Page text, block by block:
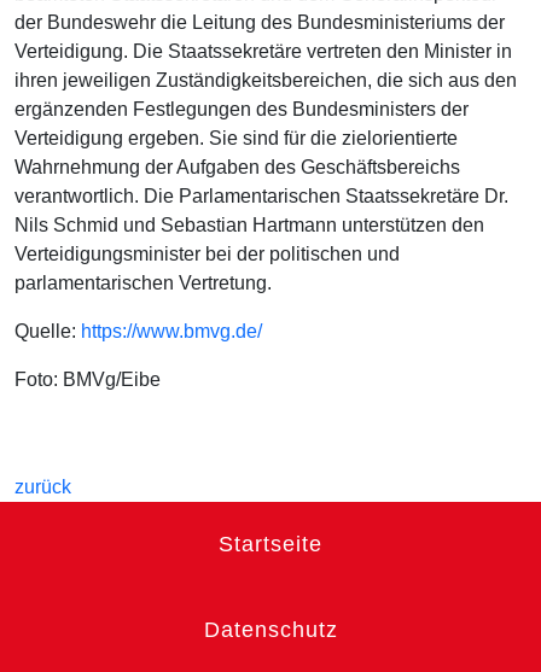
der Bundeswehr die Leitung des Bundesministeriums der
Verteidigung. Die Staatssekretäre vertreten den Minister in
ihren jeweiligen Zuständigkeitsbereichen, die sich aus den
ergänzenden Festlegungen des Bundesministers der
Verteidigung ergeben. Sie sind für die zielorientierte
Wahrnehmung der Aufgaben des Geschäftsbereichs
verantwortlich. Die Parlamentarischen Staatssekretäre Dr.
Nils Schmid und Sebastian Hartmann unterstützen den
Verteidigungsminister bei der politischen und
parlamentarischen Vertretung.
Quelle: https://www.bmvg.de/
Foto: BMVg/Eibe
zurück
Startseite
Datenschutz